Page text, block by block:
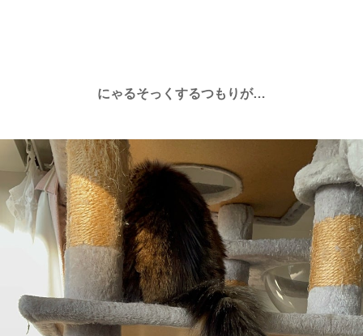
にゃるそっくするつもりが…